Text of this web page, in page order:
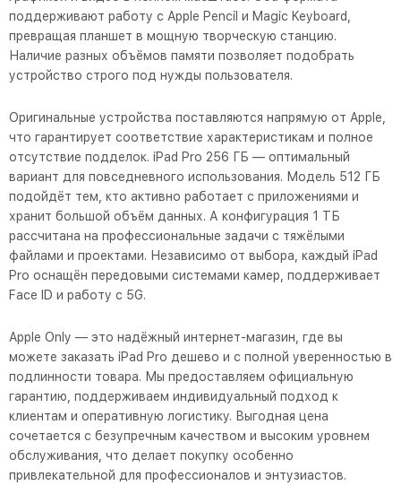
поддерживают работу с Apple Pencil и Magic Keyboard,
превращая планшет в мощную творческую станцию.
Наличие разных объёмов памяти позволяет подобрать
устройство строго под нужды пользователя.
Оригинальные устройства поставляются напрямую от Apple,
что гарантирует соответствие характеристикам и полное
отсутствие подделок. iPad Pro 256 ГБ — оптимальный
вариант для повседневного использования. Модель 512 ГБ
подойдёт тем, кто активно работает с приложениями и
хранит большой объём данных. А конфигурация 1 ТБ
рассчитана на профессиональные задачи с тяжёлыми
файлами и проектами. Независимо от выбора, каждый iPad
Pro оснащён передовыми системами камер, поддерживает
Face ID и работу с 5G.
Apple Only — это надёжный интернет-магазин, где вы
можете заказать iPad Pro дешево и с полной уверенностью в
подлинности товара. Мы предоставляем официальную
гарантию, поддерживаем индивидуальный подход к
клиентам и оперативную логистику. Выгодная цена
сочетается с безупречным качеством и высоким уровнем
обслуживания, что делает покупку особенно
привлекательной для профессионалов и энтузиастов.